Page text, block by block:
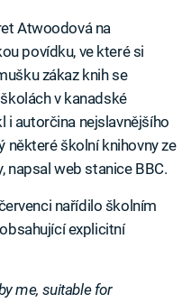
Atwoodová na
povídku, ve které si
zákaz knih se
v kanadské
i autorčina nejslavnějšího
některé školní knihovny ze
napsal web stanice BBC.
nařídilo školním
explicitní
me, suitable for